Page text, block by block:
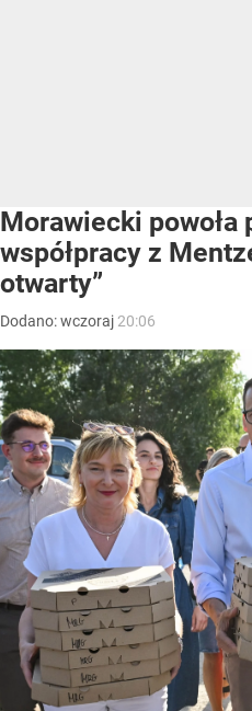
Morawiecki powoła
współpracy z
otwarty”
Dodano:wczoraj 20:06